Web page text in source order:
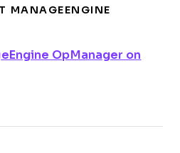
MANAGEENGINE
OpManager on